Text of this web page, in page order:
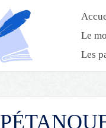
Le
Les